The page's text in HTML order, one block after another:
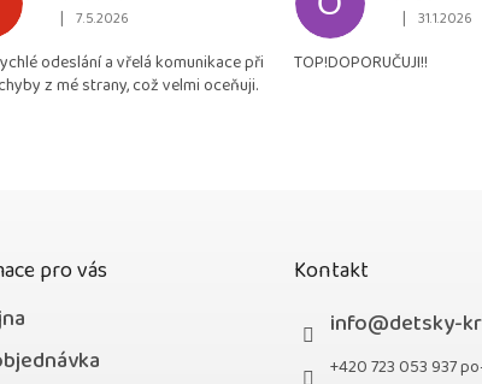
obchodu
4,9
z
Hodnocení obchodu je 5 z 5 hvězdiček.
| 7.5.2026
odeslání a vřelá komunikace při
z mé strany, což velmi oceňuji.
Hodnocení
| 31.1.2026
TOP!DOPORUČUJI!!
pro vás
Kontakt
info@detsky-
+420 723 053 937